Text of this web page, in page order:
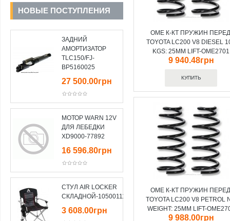
НОВЫЕ ПОСТУПЛЕНИЯ
ЗАДНИЙ
АМОРТИЗАТОР
TLC150/FJ-
BP5160025
27 500.00грн
МОТОР WARN 12V
ДЛЯ ЛЕБЕДКИ
XD9000-77892
16 596.80грн
СТУЛ AIR LOCKER
СКЛАДНОЙ-10500111
3 608.00грн
OME К-КТ ПРУЖИН
TOYOTA LC200 V8 DIESEL
KGS: 25MM LIFT-OME2701
9 940.48грн
OME К-КТ ПРУЖИН
TOYOTA LC200 V8 PETROL
WEIGHT: 25MM LIFT-
9 988.00грн